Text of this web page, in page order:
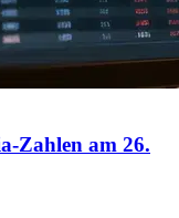
Zahlen am 26.